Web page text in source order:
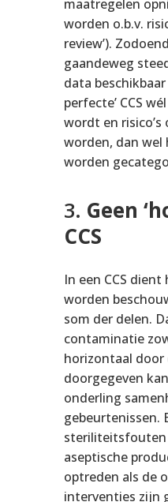
maatregelen
worden o.b.v.
review’).
gaandeweg
data beschikbaar
perfecte’ CCS
wordt en risico’s
worden, dan wel
worden
3. Geen
CCS
In een CCS
worden
som der delen.
contaminatie
horizontaal
doorgegeven
onderling
gebeurtenissen.
steriliteitsfouten
aseptische
optreden als de
interventies zijn